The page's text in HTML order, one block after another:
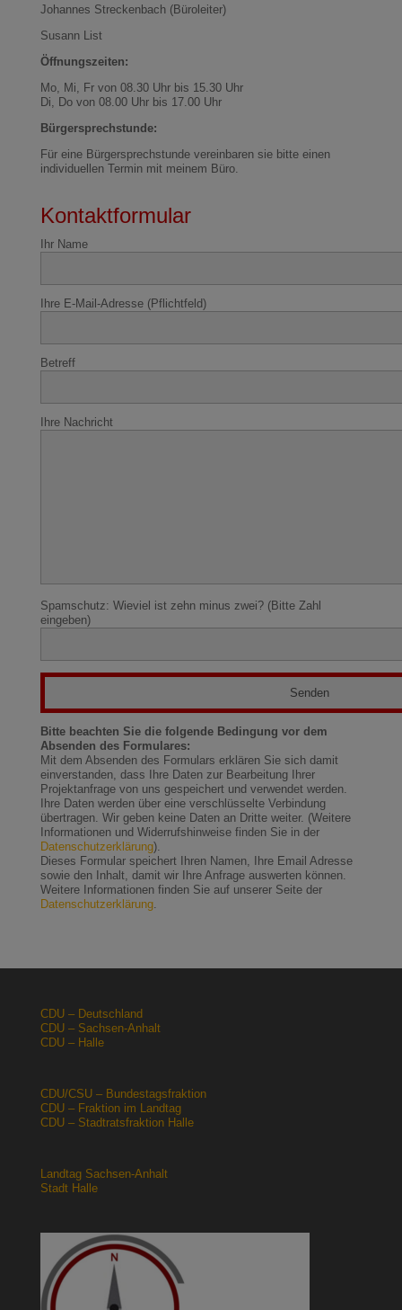
Johannes Streckenbach (Büroleiter)
Susann List
Öffnungszeiten:
Mo, Mi, Fr von 08.30 Uhr bis 15.30 Uhr
Di, Do von 08.00 Uhr bis 17.00 Uhr
Bürgersprechstunde:
Für eine Bürgersprechstunde vereinbaren sie bitte einen
individuellen Termin mit meinem Büro.
Kontaktformular
Ihr Name
Ihre E-Mail-Adresse (Pflichtfeld)
Betreff
Ihre Nachricht
Spamschutz: Wieviel ist zehn minus zwei? (Bitte Zahl
eingeben)
Bitte beachten Sie die folgende Bedingung vor dem
Absenden des Formulares:
Mit dem Absenden des Formulars erklären Sie sich damit
einverstanden, dass Ihre Daten zur Bearbeitung Ihrer
Projektanfrage von uns gespeichert und verwendet werden.
Ihre Daten werden über eine verschlüsselte Verbindung
übertragen. Wir geben keine Daten an Dritte weiter. (Weitere
Informationen und Widerrufshinweise finden Sie in der
Datenschutzerklärung).
Dieses Formular speichert Ihren Namen, Ihre Email Adresse
sowie den Inhalt, damit wir Ihre Anfrage auswerten können.
Weitere Informationen finden Sie auf unserer Seite der
Datenschutzerklärung.
CDU – Deutschland
CDU – Sachsen-Anhalt
CDU – Halle
CDU/CSU – Bundestagsfraktion
CDU – Fraktion im Landtag
CDU – Stadtratsfraktion Halle
Landtag Sachsen-Anhalt
Stadt Halle